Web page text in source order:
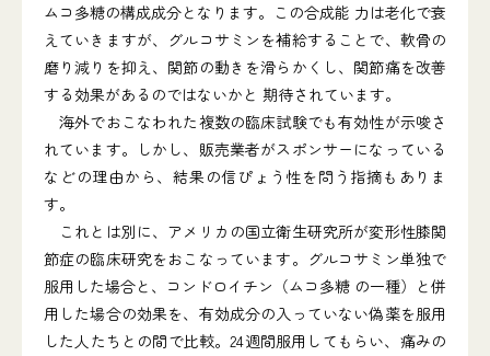
ムコ多糖の構成成分となります。この合成能 力は老化で衰
えていきますが、グルコサミンを補給することで、軟骨の
磨り減りを抑え、関節の動きを滑らかくし、関節痛を改善
する効果があるのではないかと 期待されています。
海外でおこなわれた複数の臨床試験でも有効性が示唆さ
れています。しかし、販売業者がスポンサーになっている
などの理由から、結果の信ぴょう性を問う指摘もありま
す。
これとは別に、アメリカの国立衛生研究所が変形性膝関
節症の臨床研究をおこなっています。グルコサミン単独で
服用した場合と、コンドロイチン（ムコ多糖 の一種）と併
用した場合の効果を、有効成分の入っていない偽薬を服用
した人たちとの間で比較。24週間服用してもらい、痛みの